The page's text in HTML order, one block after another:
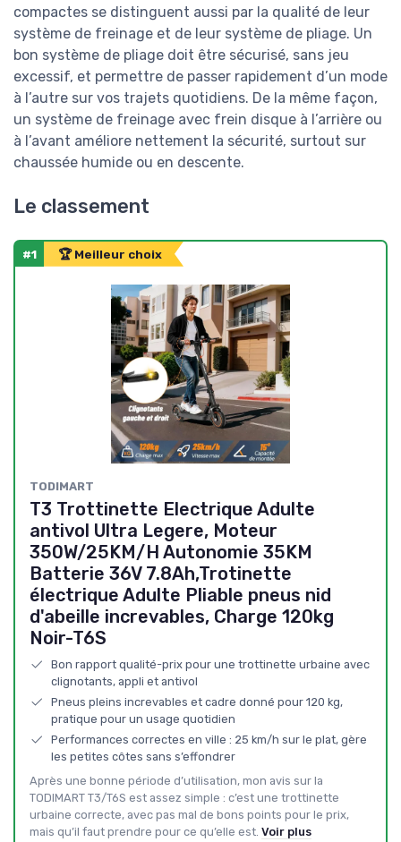
compactes se distinguent aussi par la qualité de leur
système de freinage et de leur système de pliage. Un
bon système de pliage doit être sécurisé, sans jeu
excessif, et permettre de passer rapidement d’un mode
à l’autre sur vos trajets quotidiens. De la même façon,
un système de freinage avec frein disque à l’arrière ou
à l’avant améliore nettement la sécurité, surtout sur
chaussée humide ou en descente.
Le classement
#1 🏆 Meilleur choix
TODIMART
T3 Trottinette Electrique Adulte
antivol Ultra Legere, Moteur
350W/25KM/H Autonomie 35KM
Batterie 36V 7.8Ah,Trotinette
électrique Adulte Pliable pneus nid
d'abeille increvables, Charge 120kg
Noir-T6S
Bon rapport qualité-prix pour une trottinette urbaine avec
clignotants, appli et antivol
Pneus pleins increvables et cadre donné pour 120 kg,
pratique pour un usage quotidien
Performances correctes en ville : 25 km/h sur le plat, gère
les petites côtes sans s’effondrer
Après une bonne période d’utilisation, mon avis sur la
TODIMART T3/T6S est assez simple : c’est une trottinette
urbaine correcte, avec pas mal de bons points pour le prix,
mais qu’il faut prendre pour ce qu’elle est. Voir plus